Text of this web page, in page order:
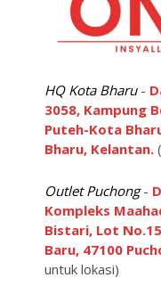
HQ Kota Bharu-
3058, Kampung
Puteh-Kota
Bharu, Kelantan.
Outlet Puchong-
Kompleks
Bistari, Lot
Baru, 47100
untuk lokasi)